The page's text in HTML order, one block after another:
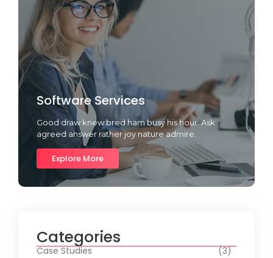
Software Services
Good draw knew bred ham busy his hour. Ask
agreed answer rather joy nature admire.
Explore More
Categories
Case Studies
(3)